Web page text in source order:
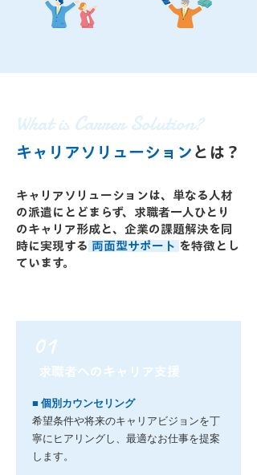
What is Carrer Solution?
キャリアソリューション とは？
キャリアソリューションは、単なる人材
の派遣にとどまらず、求職者一人ひとり
のキャリア形成と、企業の課題解決を同
時に実現する 両面型サポート を特徴とし
ています。
01
求職者へのキャリア支援
■ 個別カウンセリング
希望条件や将来のキャリアビジョンを丁
寧にヒアリングし、最適なお仕事を提案
します。